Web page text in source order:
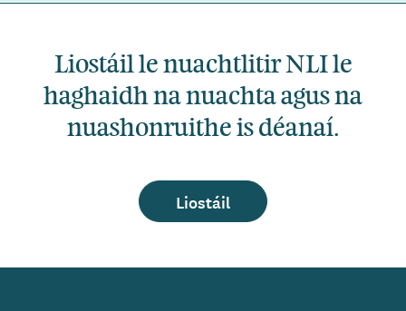
Liostáil le nuachtlitir NLI le
haghaidh na nuachta agus na
nuashonruithe is déanaí.
Liostáil